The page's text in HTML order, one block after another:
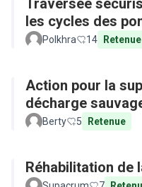
Traversée
les cycles des
Polkhra 14 Retenue
Action pour la
décharge
Berty 5 Retenue
Réhabilitation de